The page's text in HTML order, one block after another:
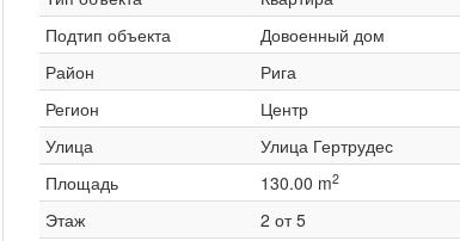
Подтип объекта
Довоенный дом
Район
Рига
Регион
Центр
Улица
Улица Гертрудес
Площадь
130.00 m2
Этаж
2 от 5